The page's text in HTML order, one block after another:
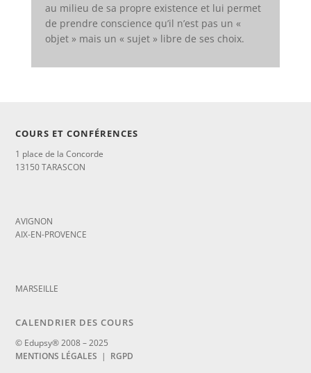
au milieu de sa propre existence et lui permet
de prendre conscience qu’il n’est pas un «
objet » mais un « sujet » libre de ses choix.
COURS ET CONFÉRENCES
1 place de la Concorde
13150 TARASCON
AVIGNON
AIX-EN-PROVENCE
MARSEILLE
CALENDRIER DES COURS
© Edupsy® 2008 – 2025
MENTIONS LÉGALES | RGPD